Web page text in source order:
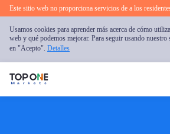
Este sitio web no proporciona servicios de a los
Usamos cookies para aprender más acerca de cómo
web y qué podemos mejorar. Para seguir usando
en "Acepto". Detalles